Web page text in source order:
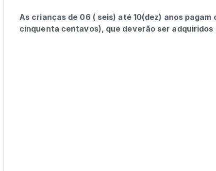
As crianças de 06 ( seis) até 10(dez) anos
cinquenta centavos), que deverão ser adquiridos